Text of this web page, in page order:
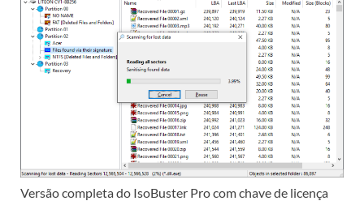
Versão completa do IsoBuster Pro com chave de licença